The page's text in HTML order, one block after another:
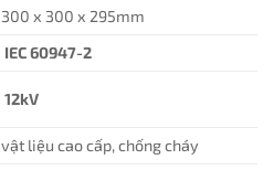
300 x 300 x 295mm
IEC 60947-2
12kV
vật liệu cao cấp, chống cháy